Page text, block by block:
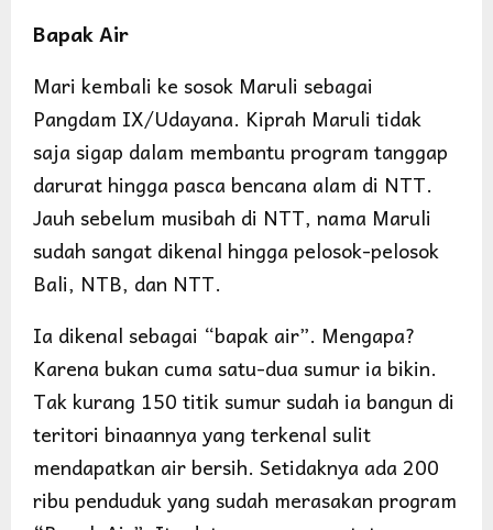
Bapak Air
Mari kembali ke sosok Maruli sebagai
Pangdam IX/Udayana. Kiprah Maruli tidak
saja sigap dalam membantu program tanggap
darurat hingga pasca bencana alam di NTT.
Jauh sebelum musibah di NTT, nama Maruli
sudah sangat dikenal hingga pelosok-pelosok
Bali, NTB, dan NTT.
Ia dikenal sebagai “bapak air”. Mengapa?
Karena bukan cuma satu-dua sumur ia bikin.
Tak kurang 150 titik sumur sudah ia bangun di
teritori binaannya yang terkenal sulit
mendapatkan air bersih. Setidaknya ada 200
ribu penduduk yang sudah merasakan program